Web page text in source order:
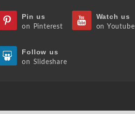
Pin us
on Pinterest
Watch us
on Youtube
Follow us
on Slideshare